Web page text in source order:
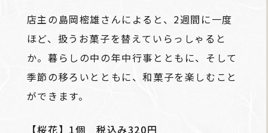
店主の島岡樒雄さんによると、2週間に一度
ほど、扱うお菓子を替えていらっしゃると
か。暮らしの中の年中行事とともに、そして
季節の移ろいとともに、和菓子を楽しむこと
ができます。
【桜花】1個 税込み320円